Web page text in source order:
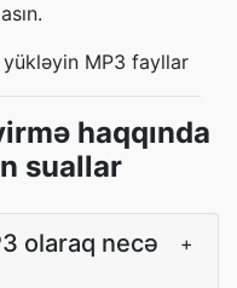
yükləyin MP3 fayllar
haqqında
suallar
olaraq necə
+